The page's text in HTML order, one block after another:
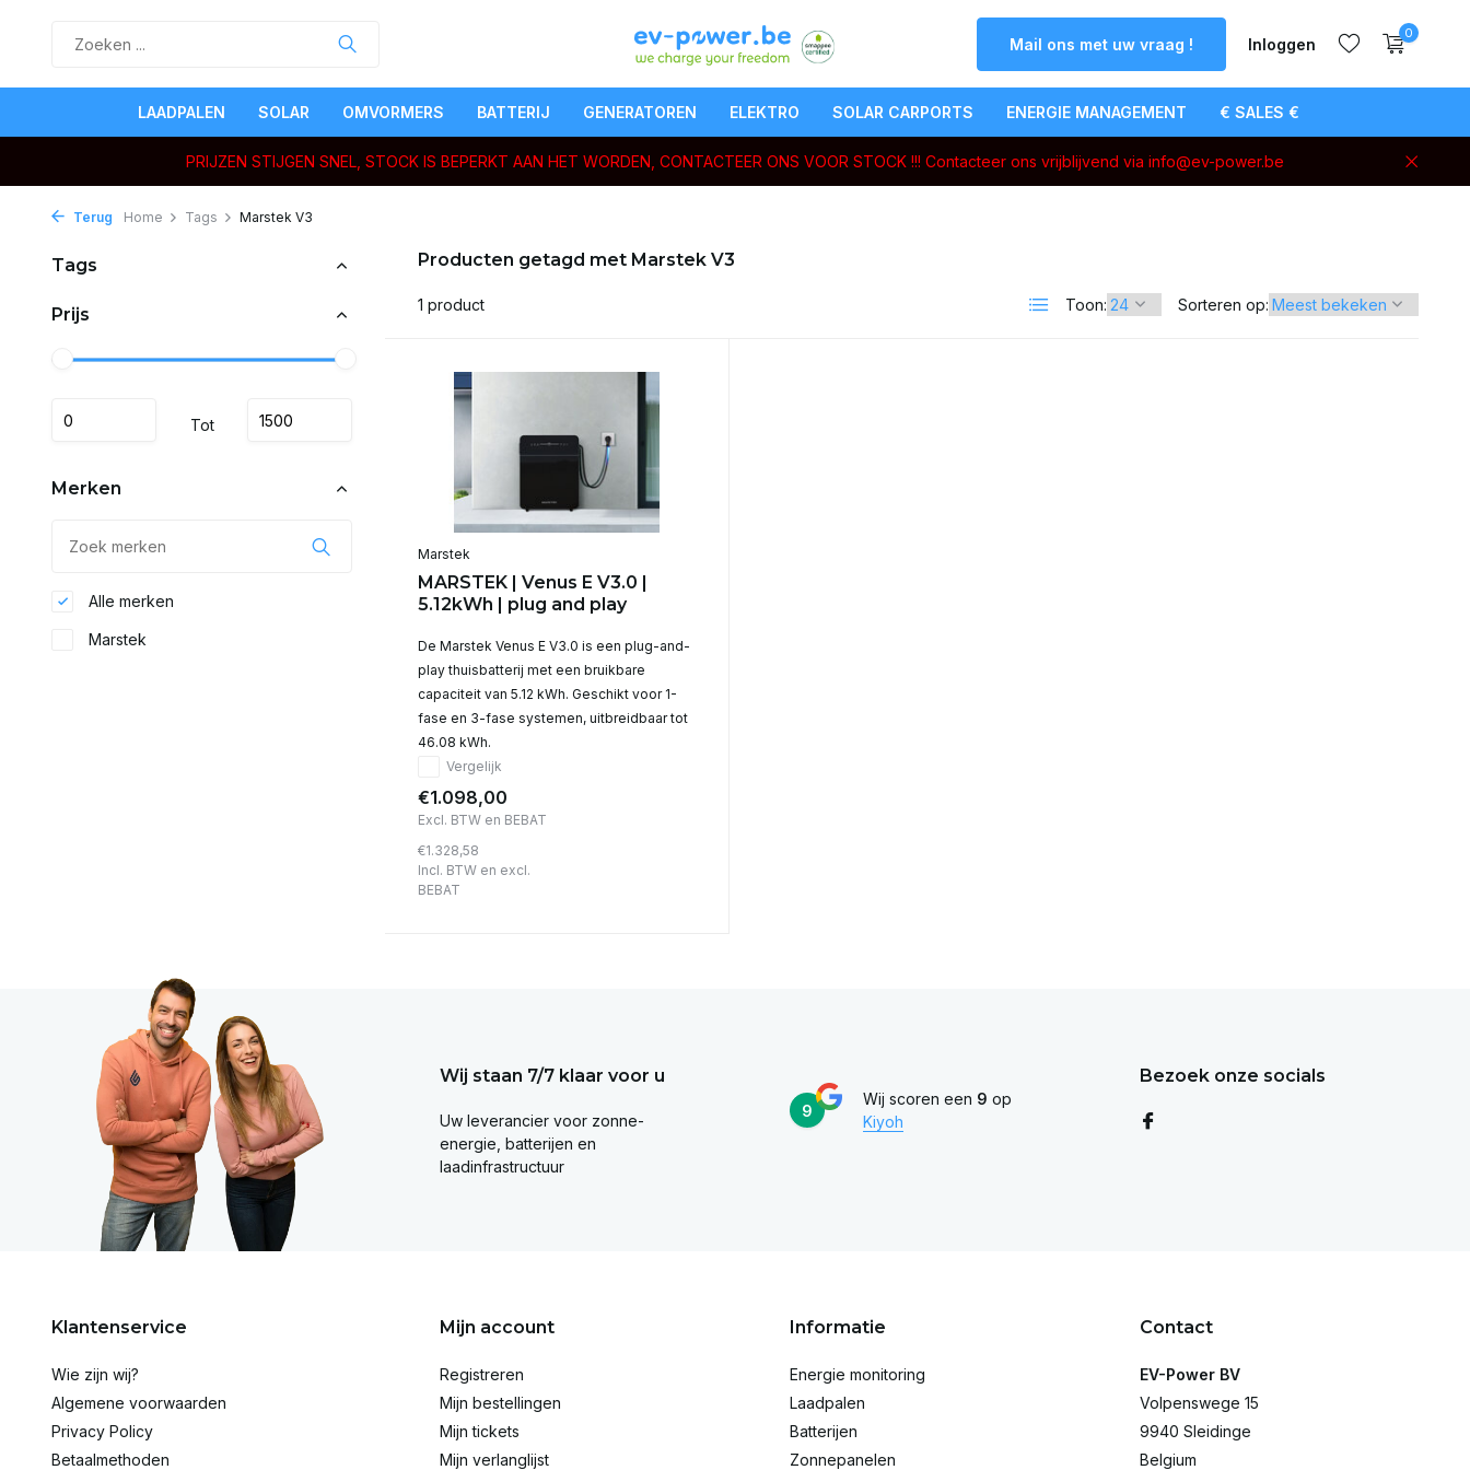
Mail ons met uw vraag ! Inloggen
0
LAADPALEN SOLAR OMVORMERS BATTERIJ GENERATOREN ELEKTRO SOLAR CARPORTS ENERGIE MANAGEMENT € SALES €
PRIJZEN STIJGEN SNEL, STOCK IS BEPERKT AAN HET WORDEN, CONTACTEER ONS VOOR STOCK !!! Contacteer ons vrijblijvend via info@ev-power.be
Terug Home Tags Marstek V3
Tags
Prijs
Tot
Merken
Alle merken
Marstek
Producten getagd met Marstek V3
1 product Toon: Sorteren op:
Marstek
MARSTEK | Venus E V3.0 |
5.12kWh | plug and play
De Marstek Venus E V3.0 is een plug-and-
play thuisbatterij met een bruikbare
capaciteit van 5.12 kWh. Geschikt voor 1-
fase en 3-fase systemen, uitbreidbaar tot
46.08 kWh.
Vergelijk
€1.098,00
Excl. BTW en BEBAT
€1.328,58
Incl. BTW en excl.
BEBAT
Wij staan 7/7 klaar voor u
Uw leverancier voor zonne-
energie, batterijen en
laadinfrastructuur
9
Wij scoren een 9 op
Kiyoh
Bezoek onze socials
Klantenservice
Wie zijn wij?
Algemene voorwaarden
Privacy Policy
Betaalmethoden
Mijn account
Registreren
Mijn bestellingen
Mijn tickets
Mijn verlanglijst
Informatie
Energie monitoring
Laadpalen
Batterijen
Zonnepanelen
Contact
EV-Power BV
Volpenswege 15
9940 Sleidinge
Belgium